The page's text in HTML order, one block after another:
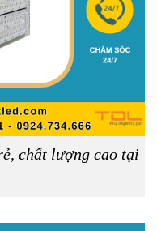
chất lượng cao tại